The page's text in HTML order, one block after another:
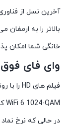
بالاتر را به
خانگی شما امکان
وای فای